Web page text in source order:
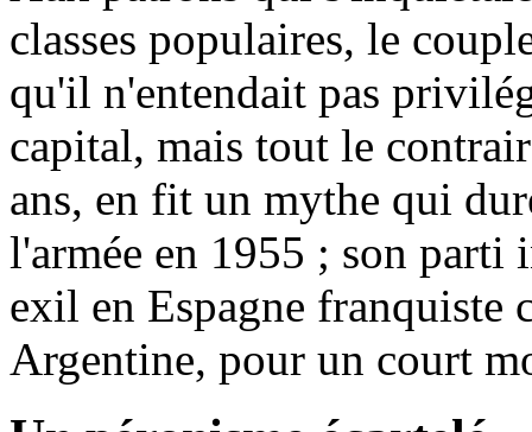
classes populaires, le
qu'il n'entendait pas
capital, mais tout le
ans, en fit un mythe qui
l'armée en 1955 ; son
exil en Espagne franquiste
Argentine, pour un court